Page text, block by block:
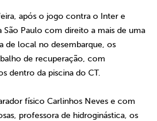
após o jogo contra o Inter e
Paulo com direito a mais de uma
de local no desembarque, os
de recuperação, com
dentro da piscina do CT.
físico Carlinhos Neves e com
professora de hidroginástica, os